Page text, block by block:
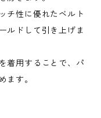
チ性に優れたベルト
ルドして引き上げま
着用することで、パ
ます。